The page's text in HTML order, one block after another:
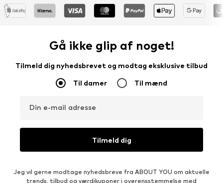
Gå ikke glip af noget!
Tilmeld dig nyhedsbrevet og modtag eksklusive tilbud
Til damer Til mænd
Din e-mail adresse
Tilmeld dig
Jeg vil gerne modtage nyhedsbreve fra ABOUT YOU om aktuelle
trends, tilbud og værdikuponer i overensstemmelse med